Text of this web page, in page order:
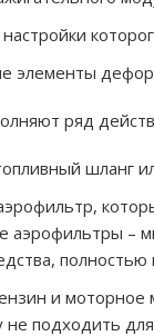
элементы
ряд
шланг
аэрофильтры –
полностью
и моторное
не подходить